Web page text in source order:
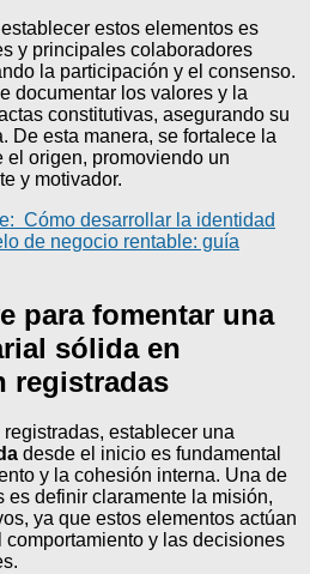
estos elementos es
y principales colaboradores
la participación y el consenso.
documentar los valores y la
constitutivas, asegurando su
De esta manera, se fortalece la
origen, promoviendo un
y motivador.
Cómo desarrollar la identidad
de negocio rentable: guía
para fomentar una
sólida en
registradas
establecer una
desde el inicio es fundamental
y la cohesión interna. Una de
es definir claramente la misión,
ya que estos elementos actúan
y las decisiones